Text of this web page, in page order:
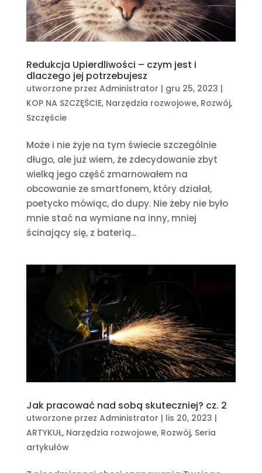
Redukcja Upierdliwości – czym jest i
dlaczego jej potrzebujesz
utworzone przez Administrator | gru 25, 2023 |
KOP NA SZCZĘŚCIE, Narzędzia rozwojowe, Rozwój,
Szczęście
Może i nie żyje na tym świecie szczególnie
długo, ale już wiem, że zdecydowanie zbyt
wielką jego część zmarnowałem na
obcowanie ze smartfonem, który działał,
poetycko mówiąc, do dupy. Nie żeby nie było
mnie stać na wymiane na inny, mniej
ścinający się, z baterią...
Jak pracować nad sobą skuteczniej? cz. 2
utworzone przez Administrator | lis 20, 2023 |
ARTYKUŁ, Narzędzia rozwojowe, Rozwój, Seria
artykułów